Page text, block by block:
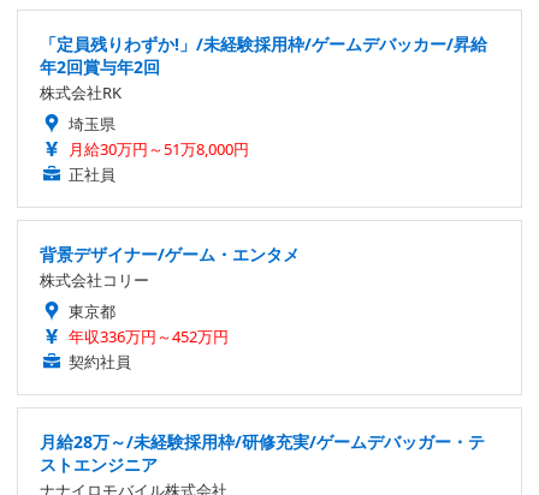
「定員残りわずか!」/未経験採用枠/ゲームデバッカー/昇給
年2回賞与年2回
株式会社RK
埼玉県
月給30万円～51万8,000円
正社員
背景デザイナー/ゲーム・エンタメ
株式会社コリー
東京都
年収336万円～452万円
契約社員
月給28万～/未経験採用枠/研修充実/ゲームデバッガー・テ
ストエンジニア
ナナイロモバイル株式会社